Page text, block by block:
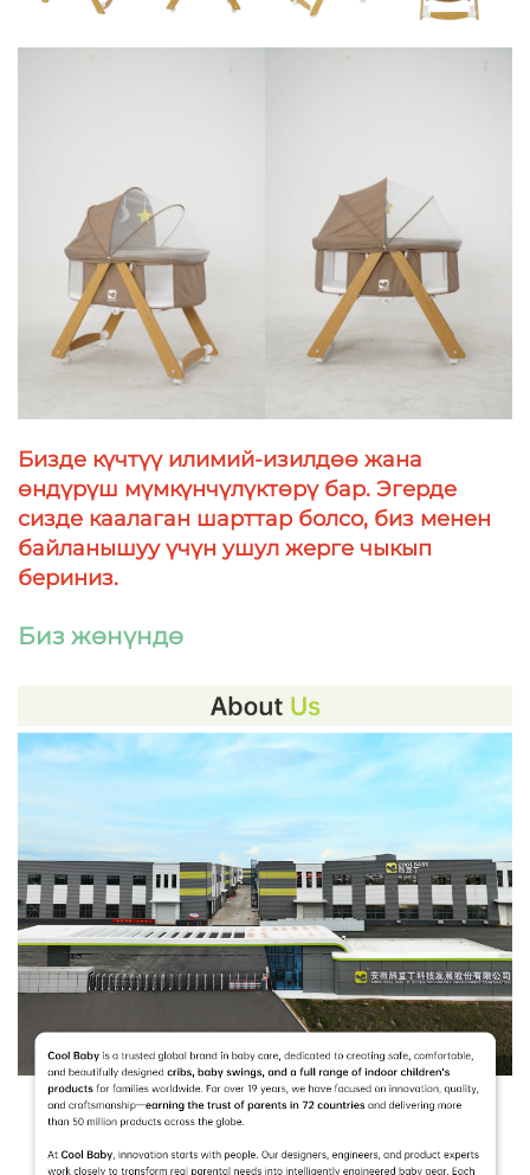
Бизде күчтүү илимий-изилдөө жана
өндүрүш мүмкүнчүлүктөрү бар. Эгерде
сизде каалаган шарттар болсо, биз менен
байланышуу үчүн ушул жерге чыкып
бериниз.
Биз жөнүндө